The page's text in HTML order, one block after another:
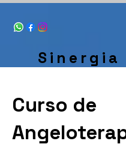
Sinergia
Curso de